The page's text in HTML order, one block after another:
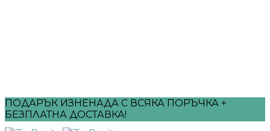
ПОДАРЪК ИЗНЕНАДА С ВСЯКА ПОРЪЧКА +
БЕЗПЛАТНА ДОСТАВКА!